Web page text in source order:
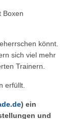
Boxen
könnt.
sich viel mehr
Trainern.
erfüllt.
) ein
und